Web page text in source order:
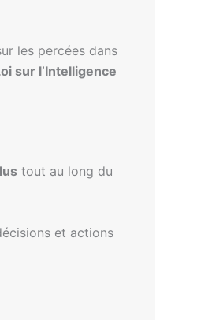
les percées dans
sur l’Intelligence
tout au long du
et actions